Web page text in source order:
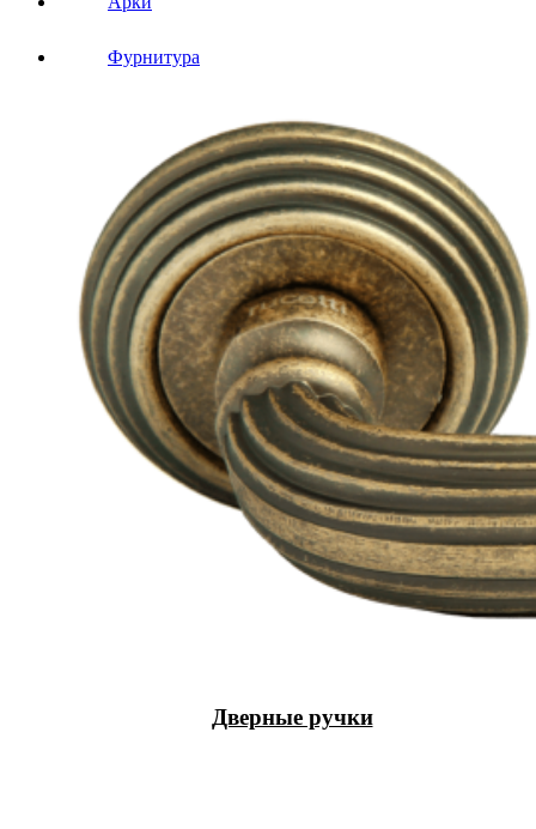
Фурнитура
Дверные ручки